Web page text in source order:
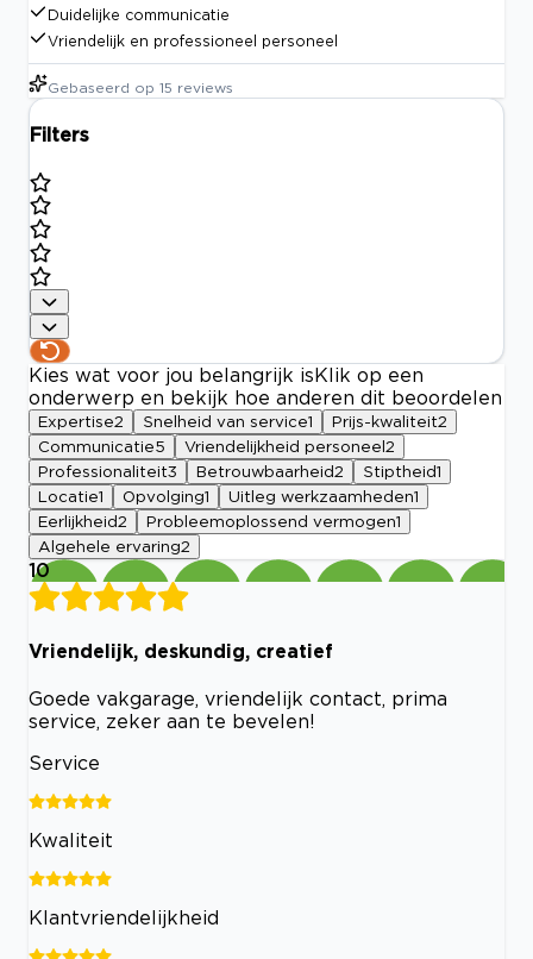
Duidelijke communicatie
Vriendelijk en professioneel personeel
Gebaseerd op 15 reviews
Filters
Kies wat voor jou belangrijk is Klik op een
onderwerp en bekijk hoe anderen dit beoordelen
Expertise2 Snelheid van service1 Prijs-kwaliteit2
Communicatie5 Vriendelijkheid personeel 2
Professionaliteit3 Betrouwbaarheid2 Stiptheid1
Locatie1 Opvolging1 Uitleg werkzaamheden1
Eerlijkheid2 Probleemoplossend vermogen1
Algehele ervaring2
10
Vriendelijk, deskundig, creatief
Goede vakgarage, vriendelijk contact, prima
service, zeker aan te bevelen!
Service
Kwaliteit
Klantvriendelijkheid